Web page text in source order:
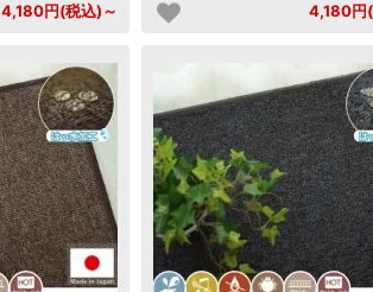
4,180円(税込)～
4,180円